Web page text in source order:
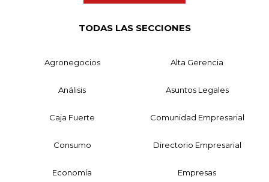
TODAS LAS SECCIONES
Agronegocios Alta Gerencia
Análisis Asuntos Legales
Caja Fuerte Comunidad Empresarial
Consumo Directorio Empresarial
Economía Empresas